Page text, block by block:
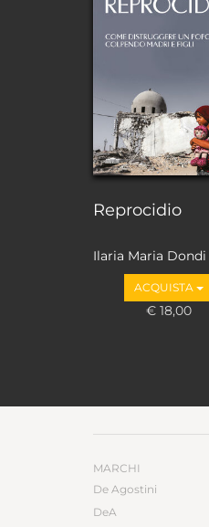
Reprocidio
Ilaria Maria Dondi
ACQUISTA
€ 18,00
MARCHI
De Agostini
DeA